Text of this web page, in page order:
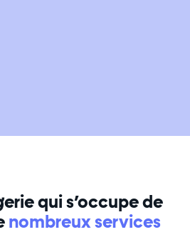
qui s’occupe de
nombreux services